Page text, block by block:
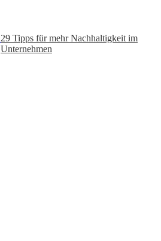
29 Tipps für mehr Nachhaltigkeit im
Unternehmen